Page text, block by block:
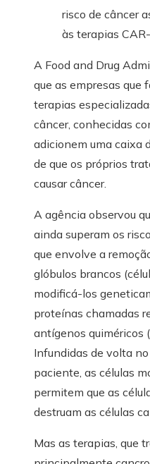
A Food and Drug
que as empresas que
terapias
câncer, conhecidas
adicionem uma caixa
de que os próprios
causar câncer.
A agência observou
ainda superam os
que envolve a
glóbulos brancos
modificá-los
proteínas chamadas
antígenos quiméricos
Infundidas de volta
paciente, as células
permitem que as
destruam as células
Mas as terapias, que